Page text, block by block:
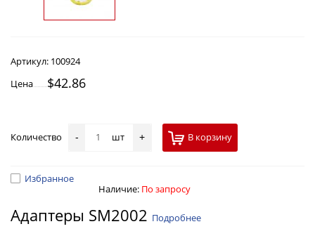
Артикул: 100924
Цена
$42.86
Количество - шт + В корзину
Избранное
Наличие: По запросу
Адаптеры SM2002 Подробнее